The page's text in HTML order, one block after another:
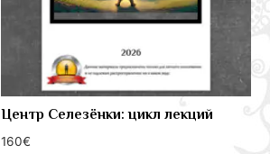
Центр Селезёнки: цикл лекций
160€